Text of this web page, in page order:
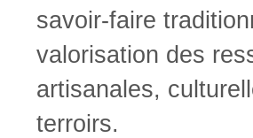
savoir-faire
valorisation des
artisanales,
terroirs.